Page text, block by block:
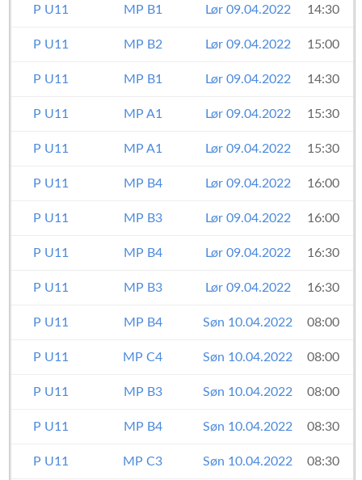
P U11 MP B1 Lør 09.04.2022 14:30
P U11 MP B2 Lør 09.04.2022 15:00
P U11 MP B1 Lør 09.04.2022 14:30
P U11 MP A1 Lør 09.04.2022 15:30
P U11 MP A1 Lør 09.04.2022 15:30
P U11 MP B4 Lør 09.04.2022 16:00
P U11 MP B3 Lør 09.04.2022 16:00
P U11 MP B4 Lør 09.04.2022 16:30
P U11 MP B3 Lør 09.04.2022 16:30
P U11 MP B4 Søn 10.04.2022 08:00
P U11 MP C4 Søn 10.04.2022 08:00
P U11 MP B3 Søn 10.04.2022 08:00
P U11 MP B4 Søn 10.04.2022 08:30
P U11 MP C3 Søn 10.04.2022 08:30